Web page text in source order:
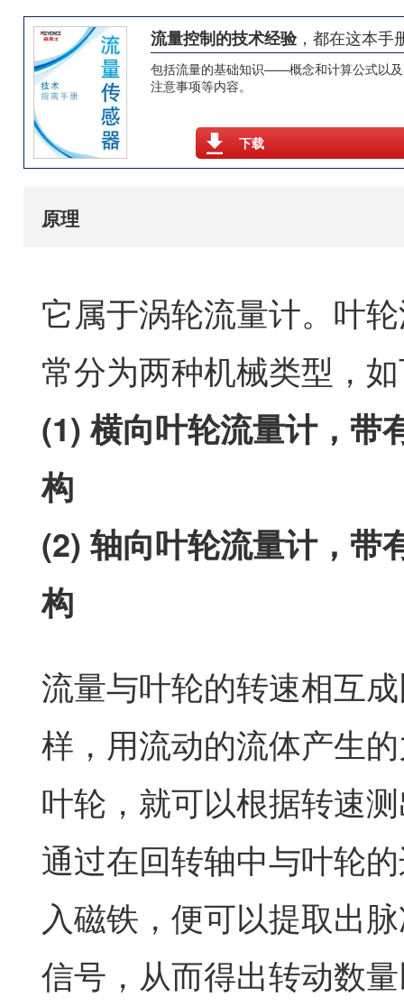
流量控制的技术经验，都在这本手
包括流量的基础知识——概念和计算公式以
注意事项等内容。
下载
原理
它属于涡轮流量计。叶
常分为两种机械类型，
(1) 横向叶轮流量计，带
构
(2) 轴向叶轮流量计，带
构
流量与叶轮的转速相互
样，用流动的流体产生
叶轮，就可以根据转速
通过在回转轴中与叶轮
入磁铁，便可以提取出
信号，从而得出转动数